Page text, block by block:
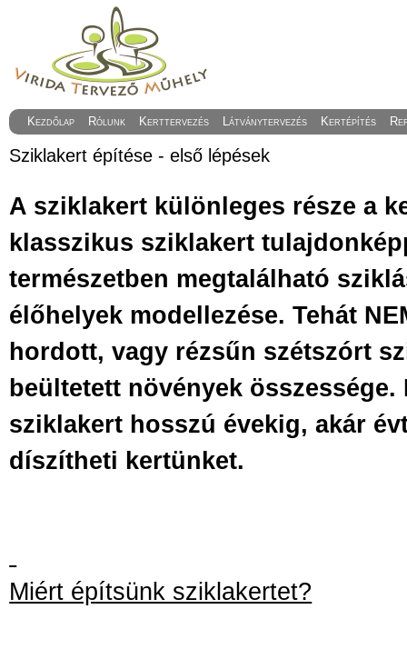
Kezdőlap Rólunk Kerttervezés Látványtervezés Kertépítés
Sziklakert építése - első lépések
A sziklakert különleges része a
klasszikus sziklakert
természetben megtalálható
élőhelyek modellezése. Tehát
hordott, vagy rézsűn szétszórt
beültetett növények
sziklakert hosszú évekig, akár
díszítheti kertünket.
Miért építsünk sziklakertet?